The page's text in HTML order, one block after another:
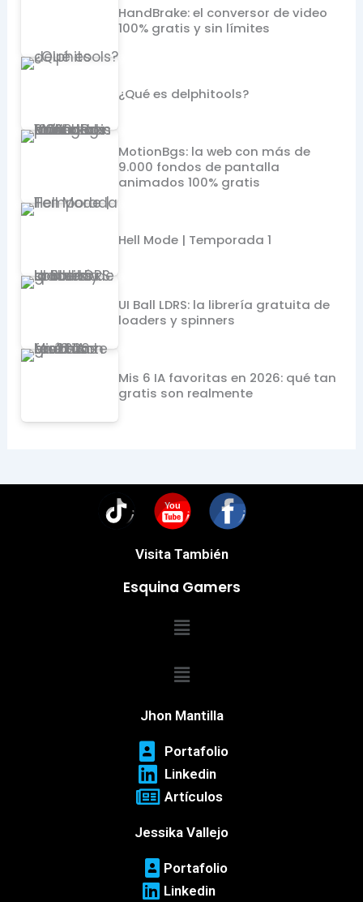
HandBrake: el conversor de video
100% gratis y sin límites
¿Qué es delphitools?
MotionBgs: la web con más de
9.000 fondos de pantalla
animados 100% gratis
Hell Mode | Temporada 1
UI Ball LDRS: la librería gratuita de
loaders y spinners
Mis 6 IA favoritas en 2026: qué tan
gratis son realmente
You
Visita También
Esquina Gamers
Menú
Menú
Jhon Mantilla
Portafolio
Linkedin
Artículos
Jessika Vallejo
Portafolio
Linkedin